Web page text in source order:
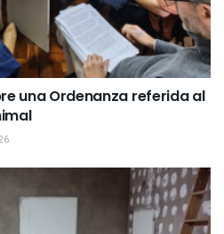
una Ordenanza referida al